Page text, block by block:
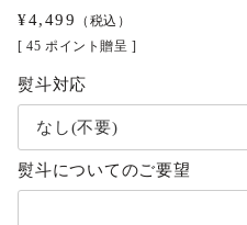
¥4,499
（税込）
[ 45 ポイント贈呈 ]
熨斗対応
熨斗についてのご要望